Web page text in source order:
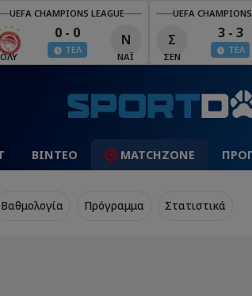
UEFA CHAMPIONS LEAGUE
ΟΛΥ
0 - 0
ΤΕΛ
Ν
ΝΑΪ
UEFA
Σ
ΣΕΝ
3 - 3
ΤΕΛ
ΒΙΝΤΕΟ MATCHZONE
Βαθμολογία Πρόγραμμα Στατιστικά